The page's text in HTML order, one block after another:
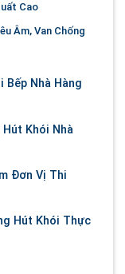
Cao
Âm, Van Chống
Bếp Nhà Hàng
Khói Nhà
Đơn Vị Thi
Hút Khói Thực